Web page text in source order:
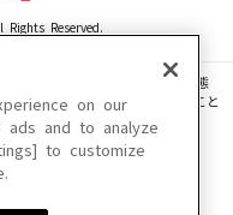
Reserved.
真・動画・音声等を、手段や形態
製、転載、ファイル化などすること
ない場合があります。
る場合があります。
on our
ads and to analyze
to customize